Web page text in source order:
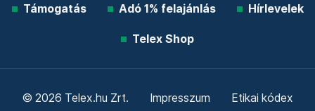
Támogatás Adó 1% felajánlás Hírlevelek
Telex Shop
© 2026 Telex.hu Zrt. Impresszum Etikai kódex